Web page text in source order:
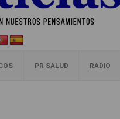
PR SALUD RADIO